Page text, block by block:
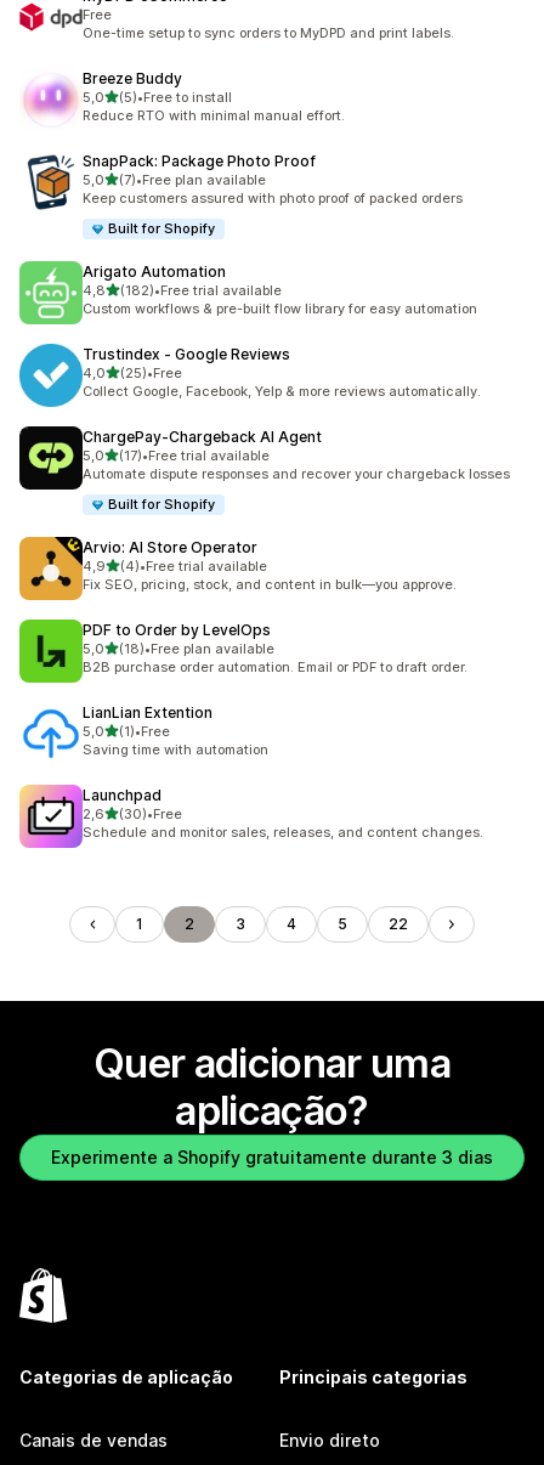
Free
One-time setup to sync orders to MyDPD and print labels.
Breeze Buddy
5,0de 5 estrelas
(5)
5 total de avaliações
•Free to install
Reduce RTO with minimal manual effort.
SnapPack: Package Photo Proof
5,0de 5 estrelas
(7)
7 total de avaliações
•Free plan available
Keep customers assured with photo proof of packed orders
Built for Shopify
Arigato Automation
4,8de 5 estrelas
(182)
182 total de avaliações
•Free trial available
Custom workflows & pre-built flow library for easy automation
Trustindex ‑ Google Reviews
4,0de 5 estrelas
(25)
25 total de avaliações
•Free
Collect Google, Facebook, Yelp & more reviews automatically.
ChargePay‑Chargeback AI Agent
5,0de 5 estrelas
(17)
17 total de avaliações
•Free trial available
Automate dispute responses and recover your chargeback losses
Built for Shopify
Arvio: AI Store Operator
4,9de 5 estrelas
(4)
4 total de avaliações
•Free trial available
Fix SEO, pricing, stock, and content in bulk—you approve.
PDF to Order by LevelOps
5,0de 5 estrelas
(18)
18 total de avaliações
•Free plan available
B2B purchase order automation. Email or PDF to draft order.
LianLian Extention
5,0de 5 estrelas
(1)
1 total de avaliações
•Free
Saving time with automation
Launchpad
2,6de 5 estrelas
(30)
30 total de avaliações
•Free
Schedule and monitor sales, releases, and content changes.
1 2 3 4 5 22
Quer adicionar uma
aplicação?
Experimente a Shopify gratuitamente durante 3 dias
Categorias de aplicação
Canais de vendas
Principais categorias
Envio direto